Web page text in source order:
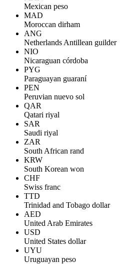
Mexican peso
MAD
Moroccan dirham
ANG
Netherlands Antillean guilder
NIO
Nicaraguan córdoba
PYG
Paraguayan guaraní
PEN
Peruvian nuevo sol
QAR
Qatari riyal
SAR
Saudi riyal
ZAR
South African rand
KRW
South Korean won
CHF
Swiss franc
TTD
Trinidad and Tobago dollar
AED
United Arab Emirates
USD
United States dollar
UYU
Uruguayan peso